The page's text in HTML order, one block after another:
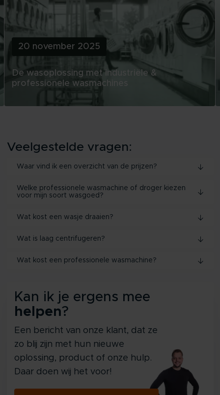
20 november 2025
De wasoplossing met industriële &
professionele wasmachines
Veelgestelde vragen:
Waar vind ik een overzicht van de prijzen?
Welke professionele wasmachine of droger kiezen
voor mijn soort wasgoed?
Wat kost een wasje draaien?
Wat is laag centrifugeren?
Wat kost een professionele wasmachine?
Kan ik je ergens mee
helpen?
Een bericht van onze klant, dat ze
zo blij zijn met hun nieuwe
oplossing, product of onze hulp.
Daar doen wij het voor!